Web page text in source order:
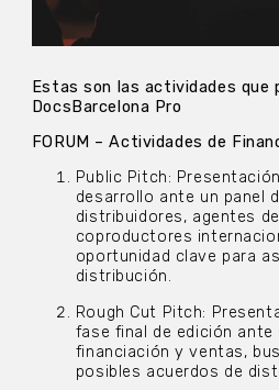
Estas son las actividades que
DocsBarcelona Pro
FORUM – Actividades de
Public Pitch:
desarrollo ante un panel
distribuidores, agentes
coproductores
oportunidad clave para
distribución.
Rough Cut Pitch:
fase final de edición
financiación y ventas,
posibles acuerdos de